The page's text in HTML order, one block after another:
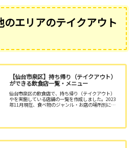
エリアのテイクアウト
【仙台市泉区】持ち帰り（テイクアウト）
ができる飲食店一覧・メニュー
仙台市泉区の飲食店で、持ち帰り（テイクアウト）
やを実施している店舗の一覧を作成しました。2023
年11月現在、食ベ物のジャンル・お店の場所別に仙